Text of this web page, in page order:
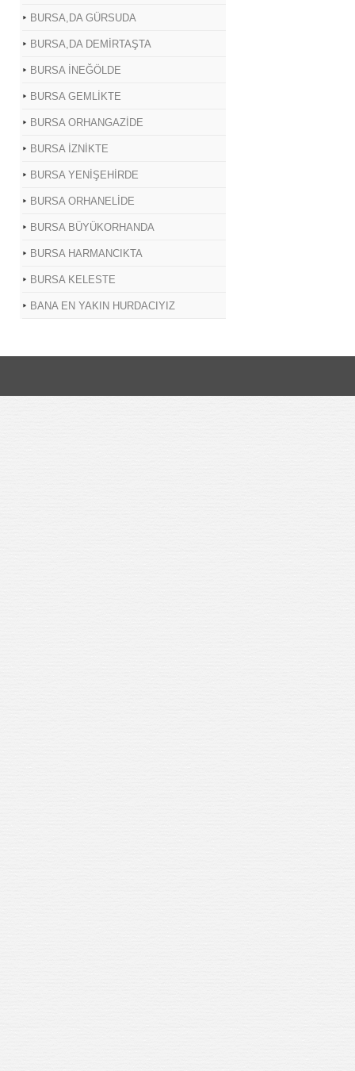
BURSA,DA GÜRSUDA
BURSA,DA DEMİRTAŞTA
BURSA İNEĞÖLDE
BURSA GEMLİKTE
BURSA ORHANGAZİDE
BURSA İZNİKTE
BURSA YENİŞEHİRDE
BURSA ORHANELİDE
BURSA BÜYÜKORHANDA
BURSA HARMANCIKTA
BURSA KELESTE
BANA EN YAKIN HURDACIYIZ